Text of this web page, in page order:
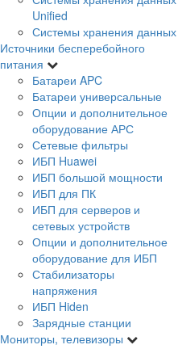
Unified
Системы хранения данных
Источники бесперебойного
питания
Батареи APC
Батареи универсальные
Опции и дополнительное
оборудование АРС
Сетевые фильтры
ИБП Huawei
ИБП большой мощности
ИБП для ПК
ИБП для серверов и
сетевых устройств
Опции и дополнительное
оборудование для ИБП
Стабилизаторы
напряжения
ИБП Hiden
Зарядные станции
Мониторы, телевизоры